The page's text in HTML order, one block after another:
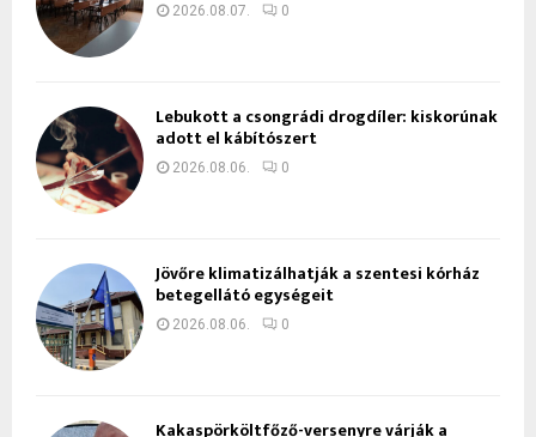
2026.08.07. 0
Lebukott a csongrádi drogdíler: kiskorúnak
adott el kábítószert
2026.08.06. 0
Jövőre klimatizálhatják a szentesi kórház
betegellátó egységeit
2026.08.06. 0
Kakaspörköltfőző-versenyre várják a